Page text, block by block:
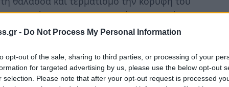
- Do Not Process My Personal Information
opt-out of the sale, sharing to third parties, or processing of your
for targeted advertising by us, please use the below opt-out
selection. Please note that after your opt-out request is processed
τα 2.407μ., το ψηλότερο σημείο
την Πελοπόννησο.
μήκους άνω των 25 χιλιομέτρων που
η μέγιστη δυνατή υψομετρική διαφορά από
του Πρ. Ηλία.